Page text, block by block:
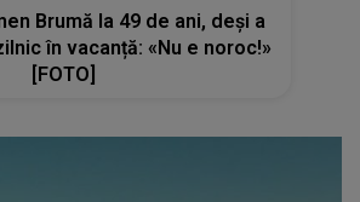
Brumă la 49 de ani, deși a
în vacanță: «Nu e noroc!»
[FOTO]